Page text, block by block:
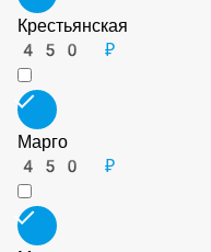
Крестьянская
450 ₽
Марго
450 ₽